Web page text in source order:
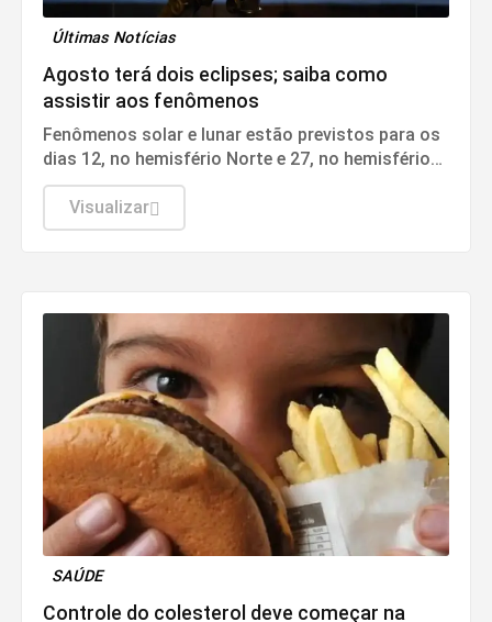
Últimas Notícias
Agosto terá dois eclipses; saiba como
assistir aos fenômenos
Fenômenos solar e lunar estão previstos para os
dias 12, no hemisfério Norte e 27, no hemisfério
Sul.
Visualizar
SAÚDE
Controle do colesterol deve começar na